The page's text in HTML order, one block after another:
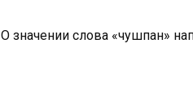
О значении слова «чушпан»